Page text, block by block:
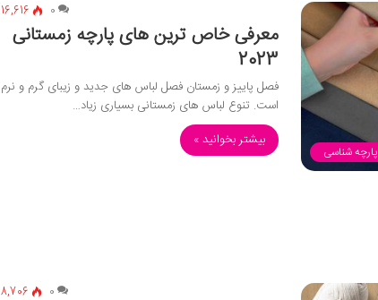
پارچه شناسی
0
16,616
معرفی خاص ترین های پارچه زمستانی
2023
فصل پاییز و زمستان فصل لباس های جدید و زیبای گرم و نرم
است. تنوع لباس های زمستانی بسیاری زیاد…
بیشتر بخوانید »
0
8,706